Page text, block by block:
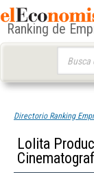
Ranking de
Directorio Ranking
Lolita